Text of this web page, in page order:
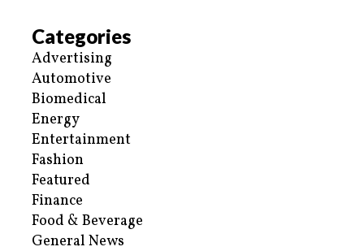
Categories
Advertising
Automotive
Biomedical
Energy
Entertainment
Fashion
Featured
Finance
Food & Beverage
General News